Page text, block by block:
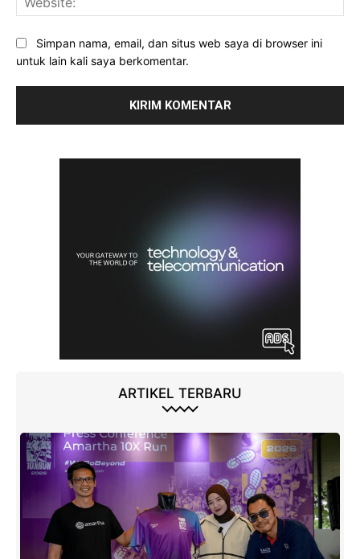
Simpan nama, email, dan situs web saya di browser ini
untuk lain kali saya berkomentar.
ARTIKEL TERBARU